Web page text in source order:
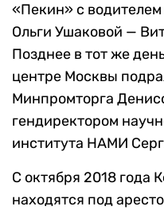
«Пекин» с
Ольги Ушаковой —
Позднее в тот же
центре Москвы
Минпромторга
гендиректором
института НАМИ
С октября 2018 года
находятся под